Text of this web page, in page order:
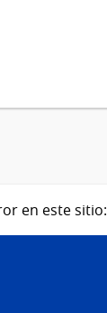
en este sitio: